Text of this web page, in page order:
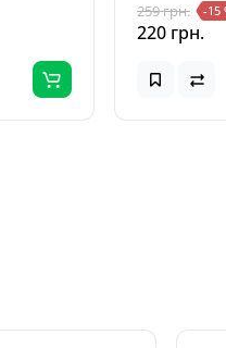
259 грн. -15
220 грн.